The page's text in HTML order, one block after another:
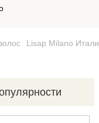
Lisap Milano